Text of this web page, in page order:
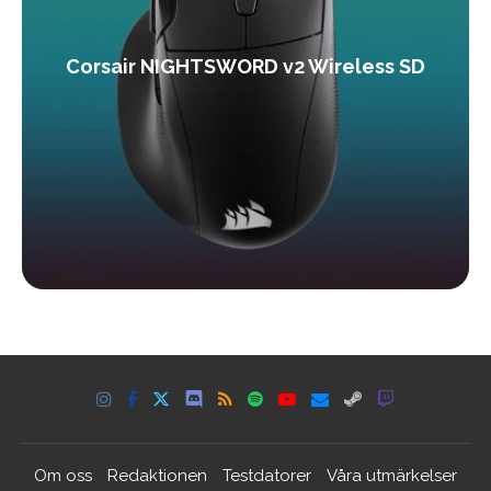
Corsair NIGHTSWORD v2 Wireless SD
Om oss Redaktionen Testdatorer Våra utmärkelser